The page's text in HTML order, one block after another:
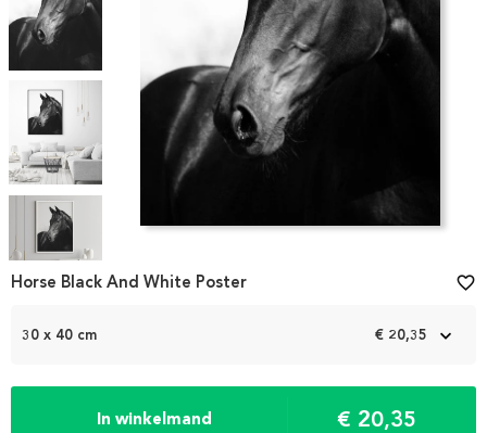
Item
1
30 x 40 cm € 20,35
In winkelmand € 20,35
Horse Black And White Poster favorite_border